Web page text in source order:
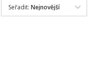
Seřadit: Nejnovější